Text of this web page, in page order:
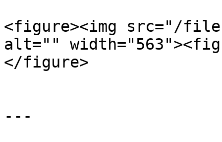
<figure><img src="/files/
alt=""
</figure>
---